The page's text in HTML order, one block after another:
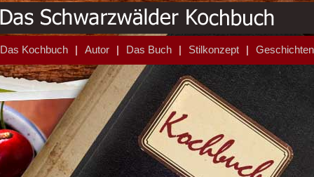
Das Kochbuch Autor Das Buch Stilkonzept Geschichten